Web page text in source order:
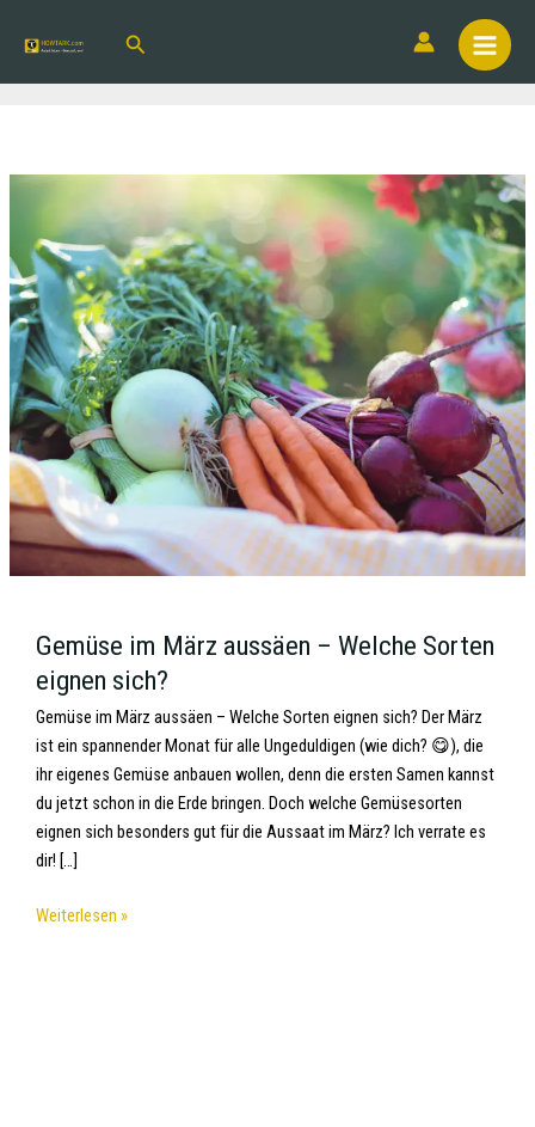
Gemüse im März aussäen – Welche Sorten
eignen sich?
Gemüse im März aussäen – Welche Sorten eignen sich? Der März
ist ein spannender Monat für alle Ungeduldigen (wie dich? 😋), die
ihr eigenes Gemüse anbauen wollen, denn die ersten Samen kannst
du jetzt schon in die Erde bringen. Doch welche Gemüsesorten
eignen sich besonders gut für die Aussaat im März? Ich verrate es
dir! […]
Weiterlesen »